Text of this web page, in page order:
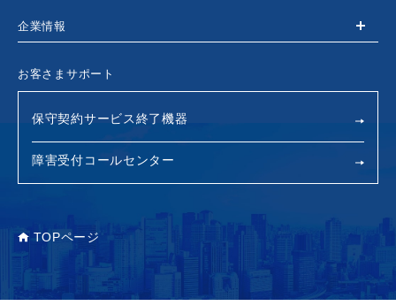
企業情報
お客さまサポート
保守契約サービス終了機器
障害受付コールセンター
TOPページ